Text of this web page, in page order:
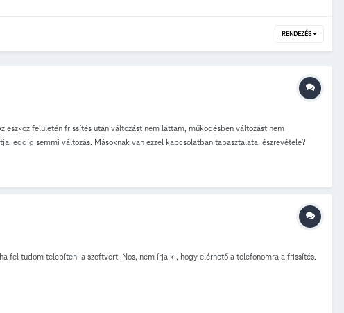
RENDEZÉS
felületén frissítés után változást nem láttam, működésben változást nem
eddig semmi változás. Másoknak van ezzel kapcsolatban tapasztalata, észrevétele?
fel tudom telepíteni a szoftvert. Nos, nem írja ki, hogy elérhető a telefonomra a frissítés.